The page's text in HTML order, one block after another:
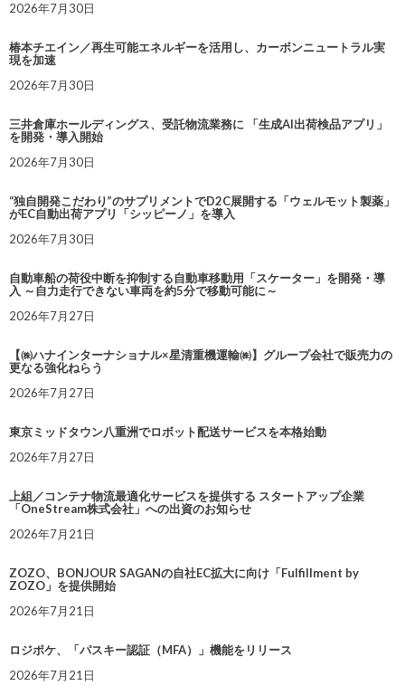
2026年7月30日
椿本チエイン／再生可能エネルギーを活用し、カーボンニュートラル実
現を加速
2026年7月30日
三井倉庫ホールディングス、受託物流業務に 「生成AI出荷検品アプリ」
を開発・導入開始
2026年7月30日
“独自開発こだわり”のサプリメントでD2C展開する「ウェルモット製薬」
がEC自動出荷アプリ「シッピーノ」を導入
2026年7月30日
自動車船の荷役中断を抑制する自動車移動用「スケーター」を開発・導
入 ～自力走行できない車両を約5分で移動可能に～
2026年7月27日
【㈱ハナインターナショナル×星清重機運輸㈱】グループ会社で販売力の
更なる強化ねらう
2026年7月27日
東京ミッドタウン八重洲でロボット配送サービスを本格始動
2026年7月27日
上組／コンテナ物流最適化サービスを提供する スタートアップ企業
「OneStream株式会社」への出資のお知らせ
2026年7月21日
ZOZO、BONJOUR SAGANの自社EC拡大に向け「Fulfillment by
ZOZO」を提供開始
2026年7月21日
ロジポケ、「パスキー認証（MFA）」機能をリリース
2026年7月21日